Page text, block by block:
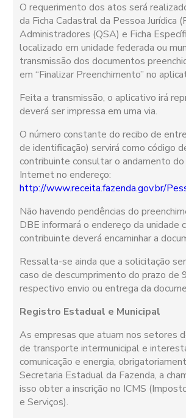
O requerimento dos atos será
da Ficha Cadastral da Pessoa Jurídica
Administradores (QSA) e Ficha
localizado em unidade federada ou
transmissão dos documentos
em “Finalizar Preenchimento” no
Feita a transmissão, o aplicativo irá
deverá ser impressa em uma via.
O número constante do recibo de
de identificação) servirá como código
contribuinte consultar o andamento
Internet no endereço:
http://www.receita.fazenda.gov.br/
Não havendo pendências do
DBE informará o endereço da unidade
contribuinte deverá encaminhar a
Ressalta-se ainda que a solicitação
caso de descumprimento do prazo de
respectivo envio ou entrega da
Registro Estadual e Municipal
As empresas que atuam nos setores
de transporte intermunicipal e
comunicação e energia,
Secretaria Estadual da Fazenda, a
isso obter a inscrição no ICMS
e Serviços).